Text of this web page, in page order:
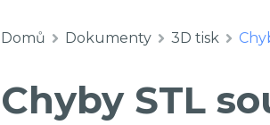
Domů Dokumenty 3D tisk
Chyby STL